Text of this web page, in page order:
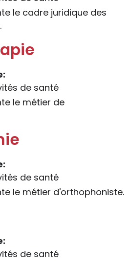
le cadre juridique des
de santé
le métier de
de santé
le métier d'orthophoniste.
de santé